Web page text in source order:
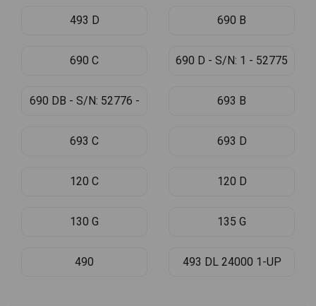
493 D 690 B
690 C 690 D - S/N: 1 - 52775
690 DB - S/N: 52776 - 693 B
693 C 693 D
120 C 120 D
130 G 135 G
490 493 DL 24000 1-UP